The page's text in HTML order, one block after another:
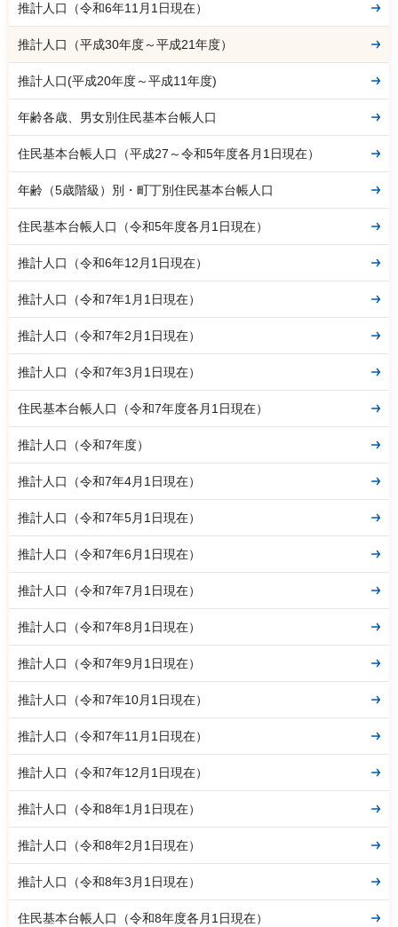
推計人口（令和6年11月1日現在）
推計人口（平成30年度～平成21年度）
推計人口(平成20年度～平成11年度)
年齢各歳、男女別住民基本台帳人口
住民基本台帳人口（平成27～令和5年度各月1日現在）
年齢（5歳階級）別・町丁別住民基本台帳人口
住民基本台帳人口（令和5年度各月1日現在）
推計人口（令和6年12月1日現在）
推計人口（令和7年1月1日現在）
推計人口（令和7年2月1日現在）
推計人口（令和7年3月1日現在）
住民基本台帳人口（令和7年度各月1日現在）
推計人口（令和7年度）
推計人口（令和7年4月1日現在）
推計人口（令和7年5月1日現在）
推計人口（令和7年6月1日現在）
推計人口（令和7年7月1日現在）
推計人口（令和7年8月1日現在）
推計人口（令和7年9月1日現在）
推計人口（令和7年10月1日現在）
推計人口（令和7年11月1日現在）
推計人口（令和7年12月1日現在）
推計人口（令和8年1月1日現在）
推計人口（令和8年2月1日現在）
推計人口（令和8年3月1日現在）
住民基本台帳人口（令和8年度各月1日現在）